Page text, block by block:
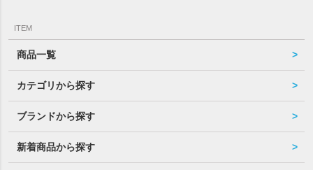
ITEM
商品一覧
カテゴリから探す
ブランドから探す
新着商品から探す